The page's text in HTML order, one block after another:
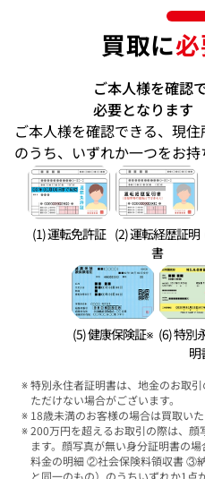
買取に
ご本人様を確認
必要となります
ご本人様を確認できる、現
のうち、いずれか一つをお持
(1) 運転免許証 (2) 運転経歴証明
書
(5) 健康保険証※ (6) 特別
明
特別永住者証明書は、地金のお取
ただけない場合がございます。
18歳未満のお客様の場合は買取いた
200万円を超えるお取引の際は、顔
ます。顔写真が無い身分証明書の
料金の明細 ②社会保険料領収書 ③
と同一のもの）のうちいずれか1点